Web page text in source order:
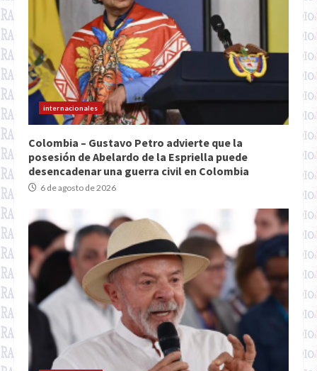
internacionales
Colombia – Gustavo Petro advierte que la
posesión de Abelardo de la Espriella puede
desencadenar una guerra civil en Colombia
6 de agosto de 2026